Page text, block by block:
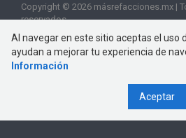
Copyright © 2026 másrefacciones.mx |
reservados
Al navegar en este sitio aceptas el uso
ayudan a mejorar tu experiencia de
Información
Aceptar